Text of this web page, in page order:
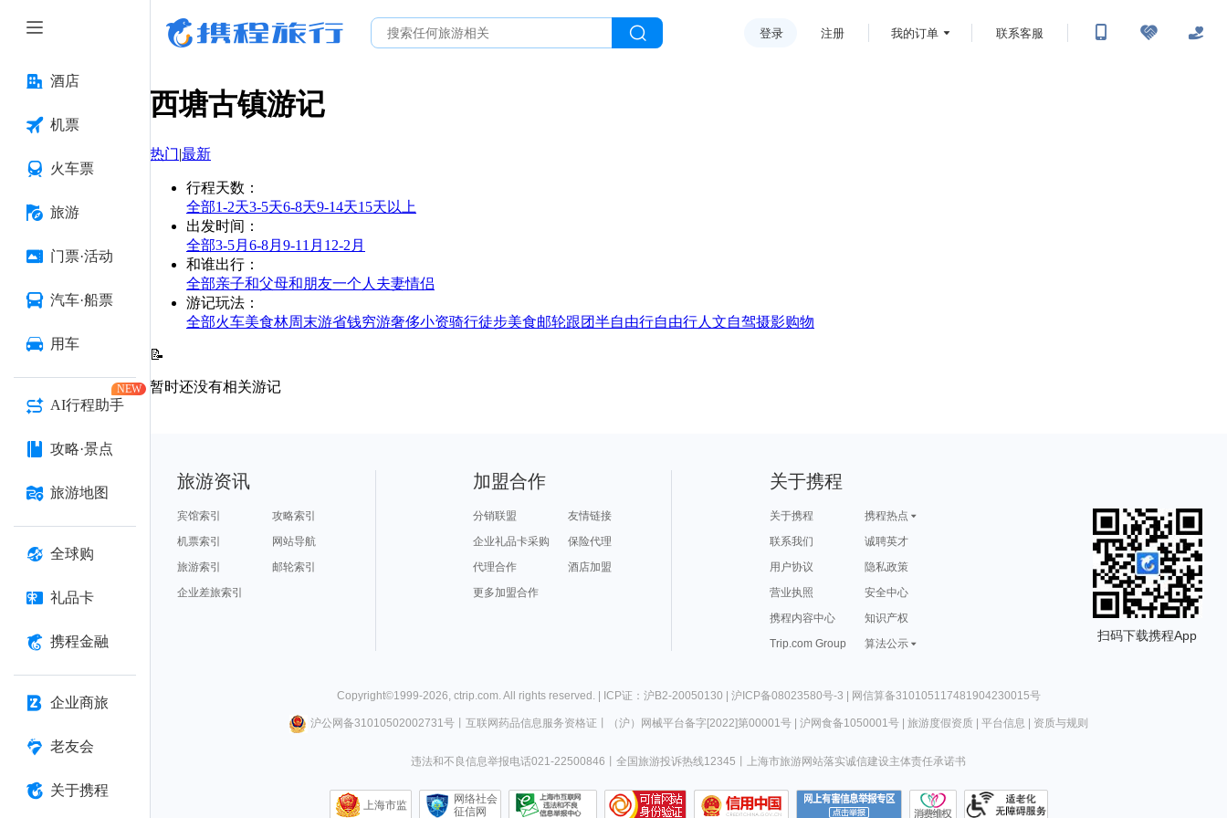
酒店
机票
火车票
旅游
门票·活动
汽车·船票
用车
AI行程助手
NEW
攻略·景点
旅游地图
全球购
礼品卡
携程金融
企业商旅
老友会
关于携程
登录 注册 我的订单 联系客服
西塘古镇游记
热门|最新
行程天数 ：
全部1-2天3-5天6-8天9-14天15天以上
出发时间 ：
全部3-5月 6-8月 9-11月 12-2月
和谁出行 ：
全部亲子和父母和朋友一个人 夫妻情侣
游记玩法 ：
全部火车美食林周末游省钱穷游奢侈小资骑行徒步美食邮轮跟团半自由行自由行人文自驾摄影购物
📝
暂时还没有相关游记
旅游资讯
宾馆索引
攻略索引
机票索引
网站导航
旅游索引
邮轮索引
企业差旅索引
加盟合作
分销联盟
友情链接
企业礼品卡采购
保险代理
代理合作
酒店加盟
更多加盟合作
关于携程
关于携程
携程热点
联系我们
诚聘英才
用户协议
隐私政策
营业执照
安全中心
携程内容中心
知识产权
Trip.com Group
算法公示
扫码下载携程App
Copyright©1999-2026, ctrip.com. All rights reserved. | ICP证：沪B2-20050130 | 沪ICP备08023580号-3 | 网信算备310105117481904230015号
沪公网备31010502002731号丨 互联网药品信息服务资格证 （沪）网械平台备字[2022]第00001号| 沪网食备1050001号| 旅游度假资质| 平台信息 资质与规则
违法和不良信息举报电话021-22500846 全国旅游投诉热线12345 上海市旅游网站落实诚信建设主体责任承诺书
上海市监
网络社会
征信网